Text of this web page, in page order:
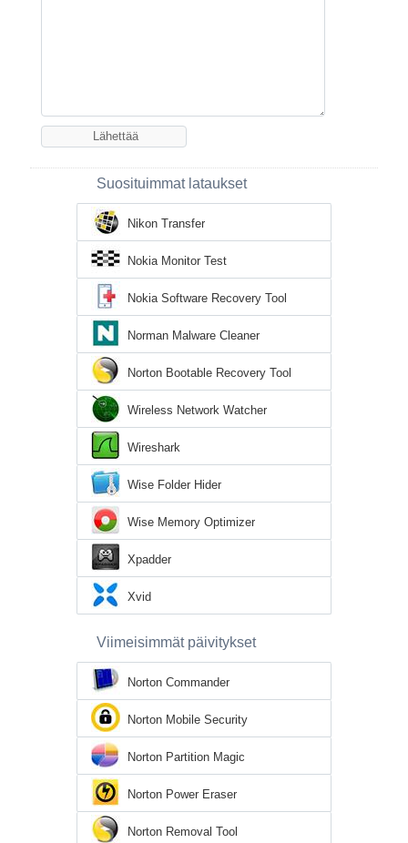
Suosituimmat lataukset
Nikon Transfer
Nokia Monitor Test
Nokia Software Recovery Tool
Norman Malware Cleaner
Norton Bootable Recovery Tool
Wireless Network Watcher
Wireshark
Wise Folder Hider
Wise Memory Optimizer
Xpadder
Xvid
Viimeisimmät päivitykset
Norton Commander
Norton Mobile Security
Norton Partition Magic
Norton Power Eraser
Norton Removal Tool